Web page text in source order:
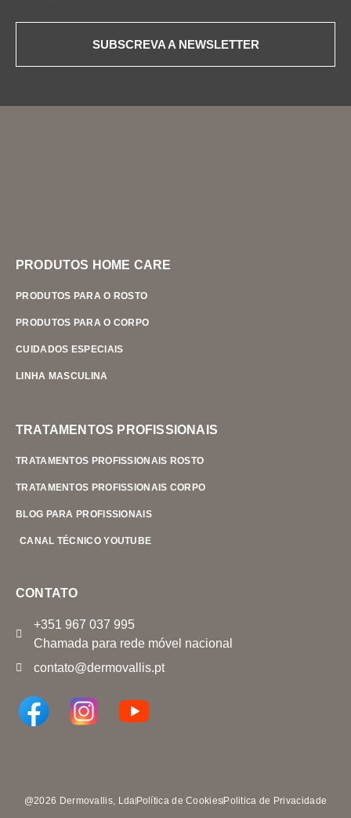
SUBSCREVA A NEWSLETTER
PRODUTOS HOME CARE
PRODUTOS PARA O ROSTO
PRODUTOS PARA O CORPO
CUIDADOS ESPECIAIS
LINHA MASCULINA
TRATAMENTOS PROFISSIONAIS
TRATAMENTOS PROFISSIONAIS ROSTO
TRATAMENTOS PROFISSIONAIS CORPO
BLOG PARA PROFISSIONAIS
CANAL TÉCNICO YOUTUBE
CONTATO
+351 967 037 995
Chamada para rede móvel nacional
contato@dermovallis.pt
@2026 Dermovallis, LdaPolítica de CookiesPolitica de Privacidade